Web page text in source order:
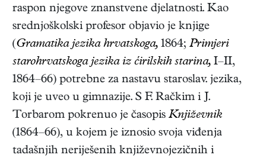
raspon njegove znanstvene djelatnosti. Kao
srednjoškolski profesor objavio je knjige
(Gramatika jezika hrvatskoga, 1864; Primjeri
starohrvatskoga jezika iz ćirilskih starina, I–II,
1864–66) potrebne za nastavu staroslav. jezika,
koji je uveo u gimnazije. S F. Račkim i J.
Torbarom pokrenuo je časopis Književnik
(1864–66), u kojem je iznosio svoja viđenja
tadašnjih neriješenih književnojezičnih i